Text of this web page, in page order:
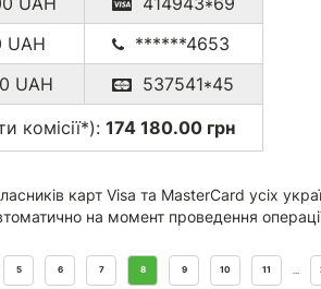
UAH
******4653
UAH
537541*45
комісії*): 174 180.00 грн
карт Visa та MasterCard усіх
на момент проведення
5 6 7 8 9 10 11